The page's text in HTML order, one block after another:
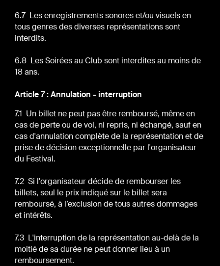
6.7 Les enregistrements sonores et/ou visuels en
tous genres des diverses représentations sont
interdits.
6.8 Les Soirées au Club sont interdites au moins de
18 ans.
Article 7 : Annulation - interruption
7.1 Un billet ne peut pas être remboursé, même en
cas de perte ou de vol, ni repris, ni échangé, sauf en
cas d'annulation complète de la représentation et de
prise de décision exceptionnelle par l'organisateur
du Festival.
7.2 Si l'organisateur décide de rembourser les
billets, seul le prix indiqué sur le billet sera
remboursé, à l’exclusion de tous autres dommages
et intérêts.
7.3 L'interruption de la représentation au-delà de la
moitié de sa durée ne peut donner lieu à un
remboursement.